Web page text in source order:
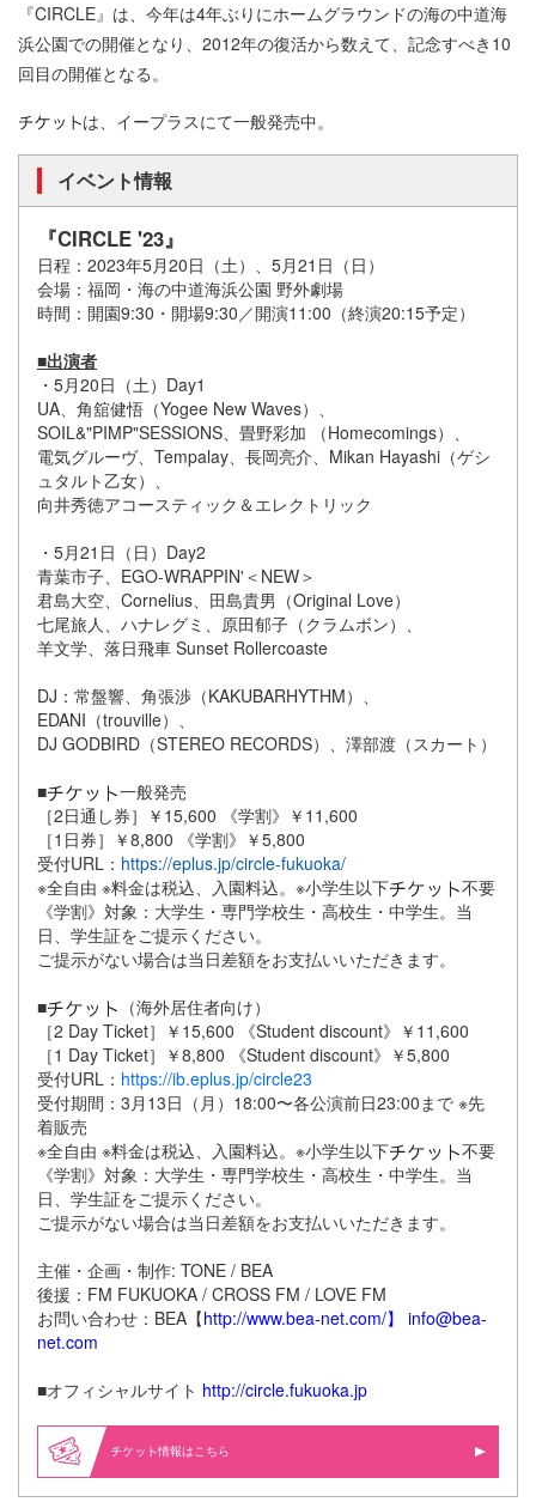
『CIRCLE』は、今年は4年ぶりにホームグラウンドの海の中道海
浜公園での開催となり、2012年の復活から数えて、記念すべき10
回目の開催となる。
は、イープラスにて一般発売中。
イベント情報
『CIRCLE '23』
日程：2023年5月20日（土）、5月21日（日）
会場：福岡・海の中道海浜公園 野外劇場
時間：開園9:30・開場9:30／開演11:00（終演20:15予定）
■出演者
・5月20日（土）Day1
UA、角舘健悟（Yogee New Waves）、
SOIL&"PIMP"SESSIONS、畳野彩加 （Homecomings）、
電気グルーヴ、Tempalay、長岡亮介、Mikan Hayashi（ゲシ
ュタルト乙女）、
向井秀徳アコースティック＆エレクトリック
・5月21日（日）Day2
青葉市子、EGO-WRAPPIN'＜NEW＞
君島大空、Cornelius、田島貴男（Original Love）
七尾旅人、ハナレグミ、原田郁子（クラムボン）、
羊文学、落日飛車 Sunset Rollercoaste
DJ：常盤響、角張渉（KAKUBARHYTHM）、
EDANI（trouville）、
DJ GODBIRD（STEREO RECORDS）、澤部渡（スカート）
■
一般発売
［2日通し券］￥15,600 《学割》￥11,600
［1日券］￥8,800 《学割》￥5,800
受付URL： https://eplus.jp/circle-fukuoka/
※全自由 ※料金は税込、入園料込。※小学生以下
不要
《学割》対象：大学生・専門学校生・高校生・中学生。当
日、学生証をご提示ください。
ご提示がない場合は当日差額をお支払いいただきます。
■
（海外居住者向け）
［2 Day Ticket］￥15,600 《Student discount》￥11,600
［1 Day Ticket］￥8,800 《Student discount》￥5,800
受付URL： https://ib.eplus.jp/circle23
受付期間：3月13日（月）18:00〜各公演前日23:00まで ※先
着販売
※全自由 ※料金は税込、入園料込。※小学生以下
不要
《学割》対象：大学生・専門学校生・高校生・中学生。当
日、学生証をご提示ください。
ご提示がない場合は当日差額をお支払いいただきます。
主催・企画・制作: TONE / BEA
後援：FM FUKUOKA / CROSS FM / LOVE FM
お問い合わせ：BEA【http://www.bea-net.com/】 info@bea-
net.com
■オフィシャルサイト http://circle.fukuoka.jp
情報はこちら